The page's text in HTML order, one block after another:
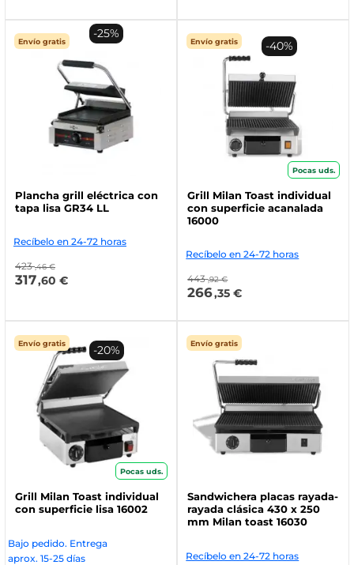
Envío gratis
Plancha grill eléctrica con
tapa lisa GR34 LL
Recíbelo en 24-72 horas
423 ,46 €
317,60 €
-25%
Pocas uds.
Envío gratis
Grill Milan Toast individual
con superficie acanalada
16000
Recíbelo en 24-72 horas
443 ,92 €
266,35 €
-40%
Pocas uds.
Envío gratis
Grill Milan Toast individual
con superficie lisa 16002
Bajo pedido. Entrega
aprox. 15-25 días
-20% Envío gratis
Sandwichera placas rayada-
rayada clásica 430 x 250
mm Milan toast 16030
Recíbelo en 24-72 horas